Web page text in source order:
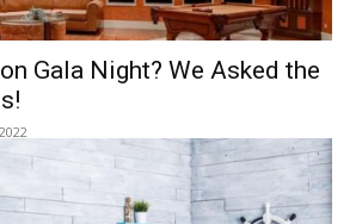
Gala Night? We Asked the